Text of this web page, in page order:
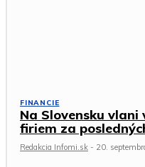
FINANCIE
Na Slovensku
firiem za
Redakcia Infomi.sk - 20.